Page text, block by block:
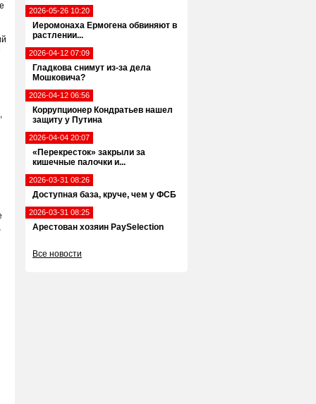
2026-05-26 10:20
Иеромонаха Ермогена обвиняют в
растлении...
2026-04-12 07:09
Гладкова снимут из-за дела
Мошковича?
2026-04-12 06:56
Коррупционер Кондратьев нашел
защиту у Путина
2026-04-04 20:07
«Перекресток» закрыли за
кишечные палочки и...
2026-03-31 08:26
Доступная база, круче, чем у ФСБ
2026-03-31 08:25
Арестован хозяин PaySelection
Все новости